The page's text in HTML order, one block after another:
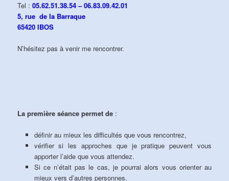
Tel :05.62.51.38.54 –06.83.09.42.01
5, rue de la Barraque
65420 IBOS
N’hésitez pas à venir me rencontrer.
La première séance permet de :
définir au mieux les difficultés que vous rencontrez,
vérifier si les approches que je pratique peuvent vous
apporter l’aide que vous attendez.
Si ce n’était pas le cas, je pourrai alors vous orienter au
mieux vers d’autres personnes.